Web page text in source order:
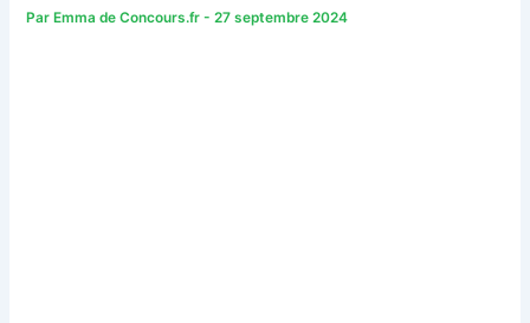
Par Emma de Concours.fr-27 septembre 2024